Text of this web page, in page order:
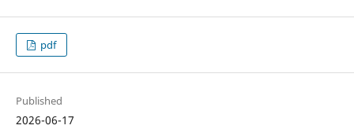
pdf
Published
2026-06-17